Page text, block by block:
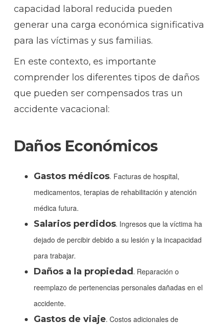
capacidad laboral reducida pueden
generar una carga económica significativa
para las víctimas y sus familias.
En este contexto, es importante
comprender los diferentes tipos de daños
que pueden ser compensados tras un
accidente vacacional:
Daños Económicos
Gastos médicos. Facturas de hospital,
medicamentos, terapias de rehabilitación y atención
médica futura.
Salarios perdidos. Ingresos que la víctima ha
dejado de percibir debido a su lesión y la incapacidad
para trabajar.
Daños a la propiedad . Reparación o
reemplazo de pertenencias personales dañadas en el
accidente.
Gastos de viaje. Costos adicionales de